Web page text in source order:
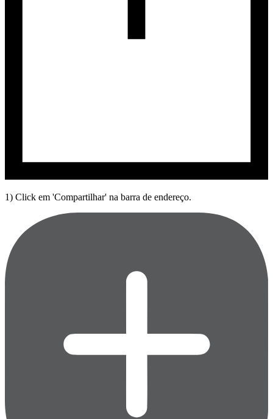
1) Click em 'Compartilhar' na barra de endereço.